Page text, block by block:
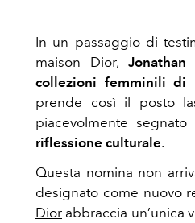
In un passaggio di
maison Dior, Jonathan
collezioni femminili di
prende così il posto
piacevolmente
riflessione culturale.
Questa nomina non
designato come nuovo
Dior abbraccia un’unica